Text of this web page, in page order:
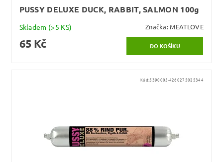
PUSSY DELUXE DUCK, RABBIT, SALMON 100g
Skladem (>5 KS) Značka: MEATLOVE
65 Kč
Kód:5390005-4260275025344